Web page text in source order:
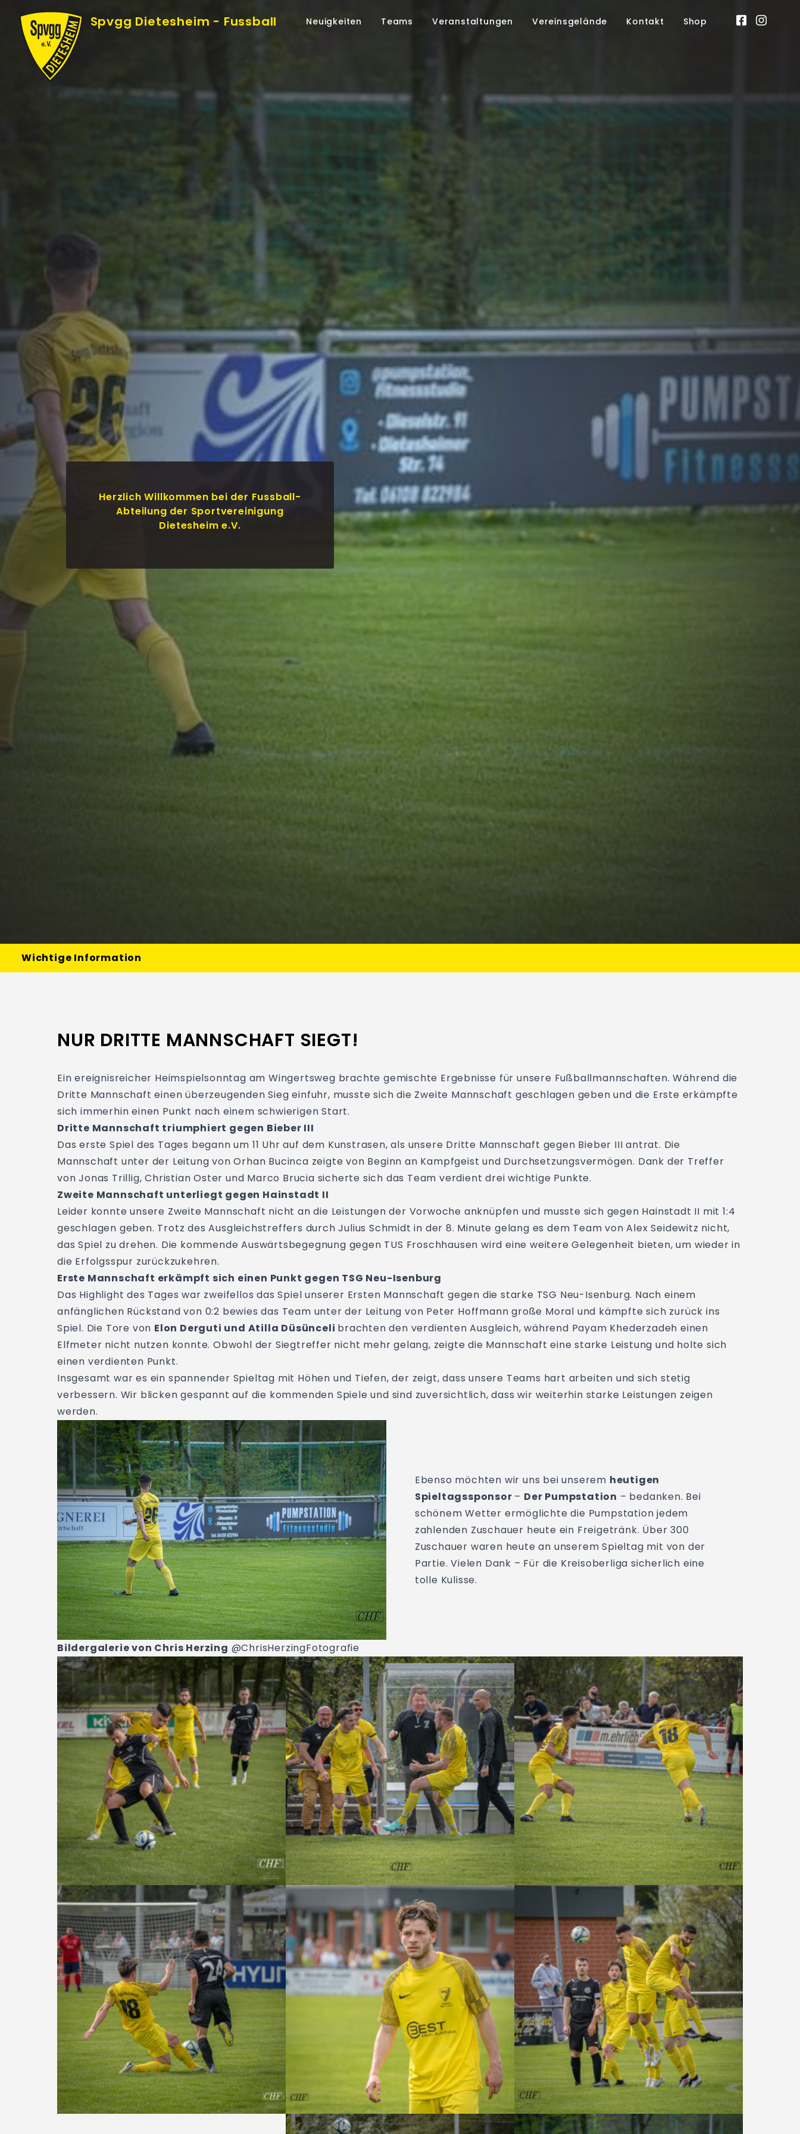
Content
Spvgg Dietesheim - Fussball Neuigkeiten Teams Veranstaltungen Vereinsgelände Kontakt Shop
Herzlich Willkommen bei der Fussball-
Abteilung der Sportvereinigung
Dietesheim e.V.
Wichtige Information
NUR DRITTE MANNSCHAFT SIEGT!
Ein ereignisreicher Heimspielsonntag am Wingertsweg brachte gemischte Ergebnisse für unsere Fußballmannschaften. Während die
Dritte Mannschaft einen überzeugenden Sieg einfuhr, musste sich die Zweite Mannschaft geschlagen geben und die Erste erkämpfte
sich immerhin einen Punkt nach einem schwierigen Start.
Dritte Mannschaft triumphiert gegen Bieber III
Das erste Spiel des Tages begann um 11 Uhr auf dem Kunstrasen, als unsere Dritte Mannschaft gegen Bieber III antrat. Die
Mannschaft unter der Leitung von Orhan Bucinca zeigte von Beginn an Kampfgeist und Durchsetzungsvermögen. Dank der Treffer
von Jonas Trillig, Christian Oster und Marco Brucia sicherte sich das Team verdient drei wichtige Punkte.
Zweite Mannschaft unterliegt gegen Hainstadt II
Leider konnte unsere Zweite Mannschaft nicht an die Leistungen der Vorwoche anknüpfen und musste sich gegen Hainstadt II mit 1:4
geschlagen geben. Trotz des Ausgleichstreffers durch Julius Schmidt in der 8. Minute gelang es dem Team von Alex Seidewitz nicht,
das Spiel zu drehen. Die kommende Auswärtsbegegnung gegen TUS Froschhausen wird eine weitere Gelegenheit bieten, um wieder in
die Erfolgsspur zurückzukehren.
Erste Mannschaft erkämpft sich einen Punkt gegen TSG Neu-Isenburg
Das Highlight des Tages war zweifellos das Spiel unserer Ersten Mannschaft gegen die starke TSG Neu-Isenburg. Nach einem
anfänglichen Rückstand von 0:2 bewies das Team unter der Leitung von Peter Hoffmann große Moral und kämpfte sich zurück ins
Spiel. Die Tore von Elon Derguti und Atilla Düsünceli brachten den verdienten Ausgleich, während Payam Khederzadeh einen
Elfmeter nicht nutzen konnte. Obwohl der Siegtreffer nicht mehr gelang, zeigte die Mannschaft eine starke Leistung und holte sich
einen verdienten Punkt.
Insgesamt war es ein spannender Spieltag mit Höhen und Tiefen, der zeigt, dass unsere Teams hart arbeiten und sich stetig
verbessern. Wir blicken gespannt auf die kommenden Spiele und sind zuversichtlich, dass wir weiterhin starke Leistungen zeigen
werden.
Ebenso möchten wir uns bei unserem heutigen
Spieltagssponsor – Der Pumpstation – bedanken. Bei
schönem Wetter ermöglichte die Pumpstation jedem
zahlenden Zuschauer heute ein Freigetränk. Über 300
Zuschauer waren heute an unserem Spieltag mit von der
Partie. Vielen Dank – Für die Kreisoberliga sicherlich eine
tolle Kulisse.
Bildergalerie von Chris Herzing @ChrisHerzingFotografie